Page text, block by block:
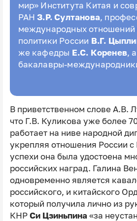
мир» Института Китая и
РАНЗ.Р. Султанова,
международных
политики России В.Г.
же кафедры Е.С. Коренев,
бакалавры-
В приветственном слове А.В.
что Г.В. Куликова уже более
работает на ниве народной
укрепляя отношения России
успехи она была удостоена
российских наград. Галина
одновременно является
российского, и китайского
который получила лично из
КНР Си Цзиньпина«за